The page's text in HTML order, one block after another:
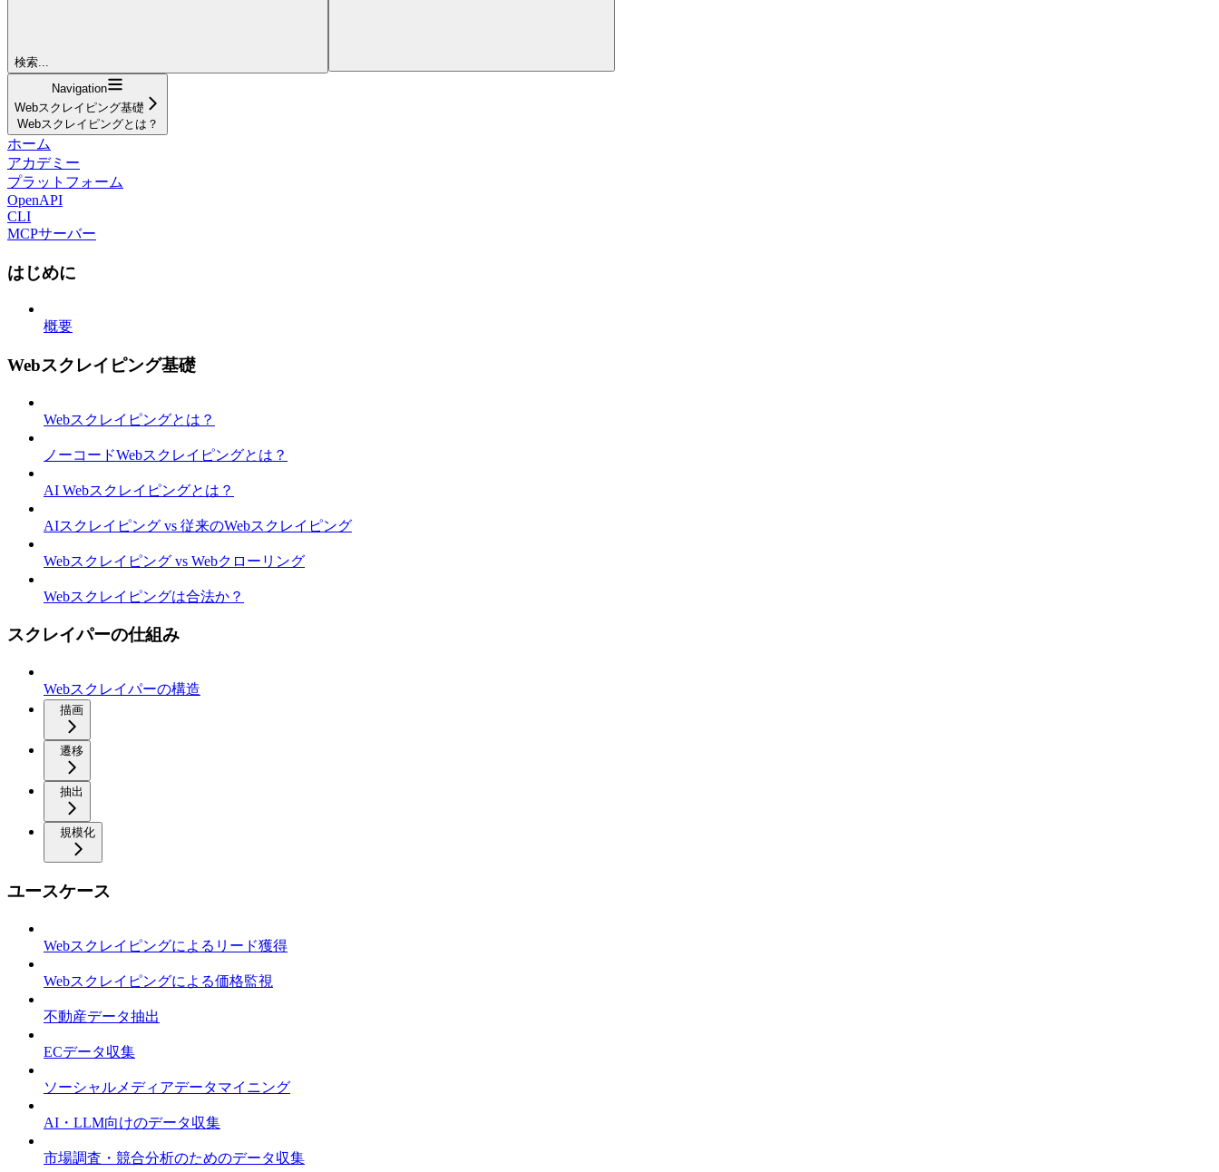
検索...
Navigation
Webスクレイピング基礎
Webスクレイピングとは？
ホーム
アカデミー
プラットフォーム
OpenAPI
CLI
MCPサーバー
はじめに
概要
Webスクレイピング基礎
Webスクレイピングとは？
ノーコードWebスクレイピングとは？
AI Webスクレイピングとは？
AIスクレイピング vs 従来のWebスクレイピング
Webスクレイピング vs Webクローリング
Webスクレイピングは合法か？
スクレイパーの仕組み
Webスクレイパーの構造
描画
遷移
抽出
規模化
ユースケース
Webスクレイピングによるリード獲得
Webスクレイピングによる価格監視
不動産データ抽出
ECデータ収集
ソーシャルメディアデータマイニング
AI・LLM向けのデータ収集
市場調査・競合分析のためのデータ収集